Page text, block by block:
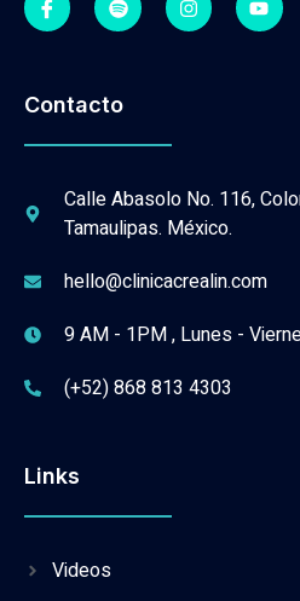
Contacto
Calle Abasolo No. 116,
Tamaulipas. México.
hello@clinicacrealin.com
9 AM - 1PM , Lunes -
(+52) 868 813 4303
Links
Videos